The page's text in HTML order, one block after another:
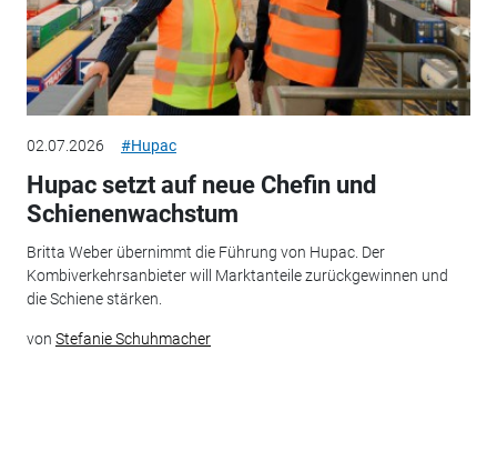
02.07.2026 #Hupac
Hupac setzt auf neue Chefin und
Schienenwachstum
Britta Weber übernimmt die Führung von Hupac. Der
Kombiverkehrsanbieter will Marktanteile zurückgewinnen und
die Schiene stärken.
von Stefanie Schuhmacher